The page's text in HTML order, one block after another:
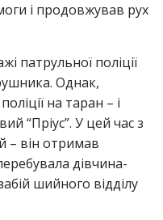
і продовжував рух
патрульної поліції
Однак,
на таран – і
“Пріус”. У цей час з
– він отримав
дівчина-
шийного відділу